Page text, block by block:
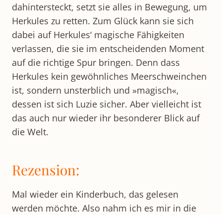
dahintersteckt, setzt sie alles in Bewegung, um
Herkules zu retten. Zum Glück kann sie sich
dabei auf Herkules‘ magische Fähigkeiten
verlassen, die sie im entscheidenden Moment
auf die richtige Spur bringen. Denn dass
Herkules kein gewöhnliches Meerschweinchen
ist, sondern unsterblich und »magisch«,
dessen ist sich Luzie sicher. Aber vielleicht ist
das auch nur wieder ihr besonderer Blick auf
die Welt.
Rezension:
Mal wieder ein Kinderbuch, das gelesen
werden möchte. Also nahm ich es mir in die